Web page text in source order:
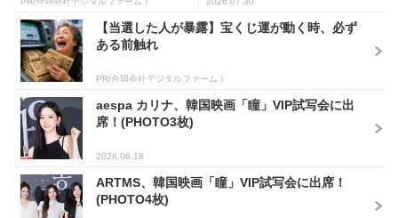
【当選した人が暴露】宝くじ運が動く時、必ず
ある前触れ
PR(合同会社デジタルファーム )
aespa カリナ、韓国映画「瞳」VIP試写会に出
席！(PHOTO3枚)
2026.06.16
ARTMS、韓国映画「瞳」VIP試写会に出席！
(PHOTO4枚)